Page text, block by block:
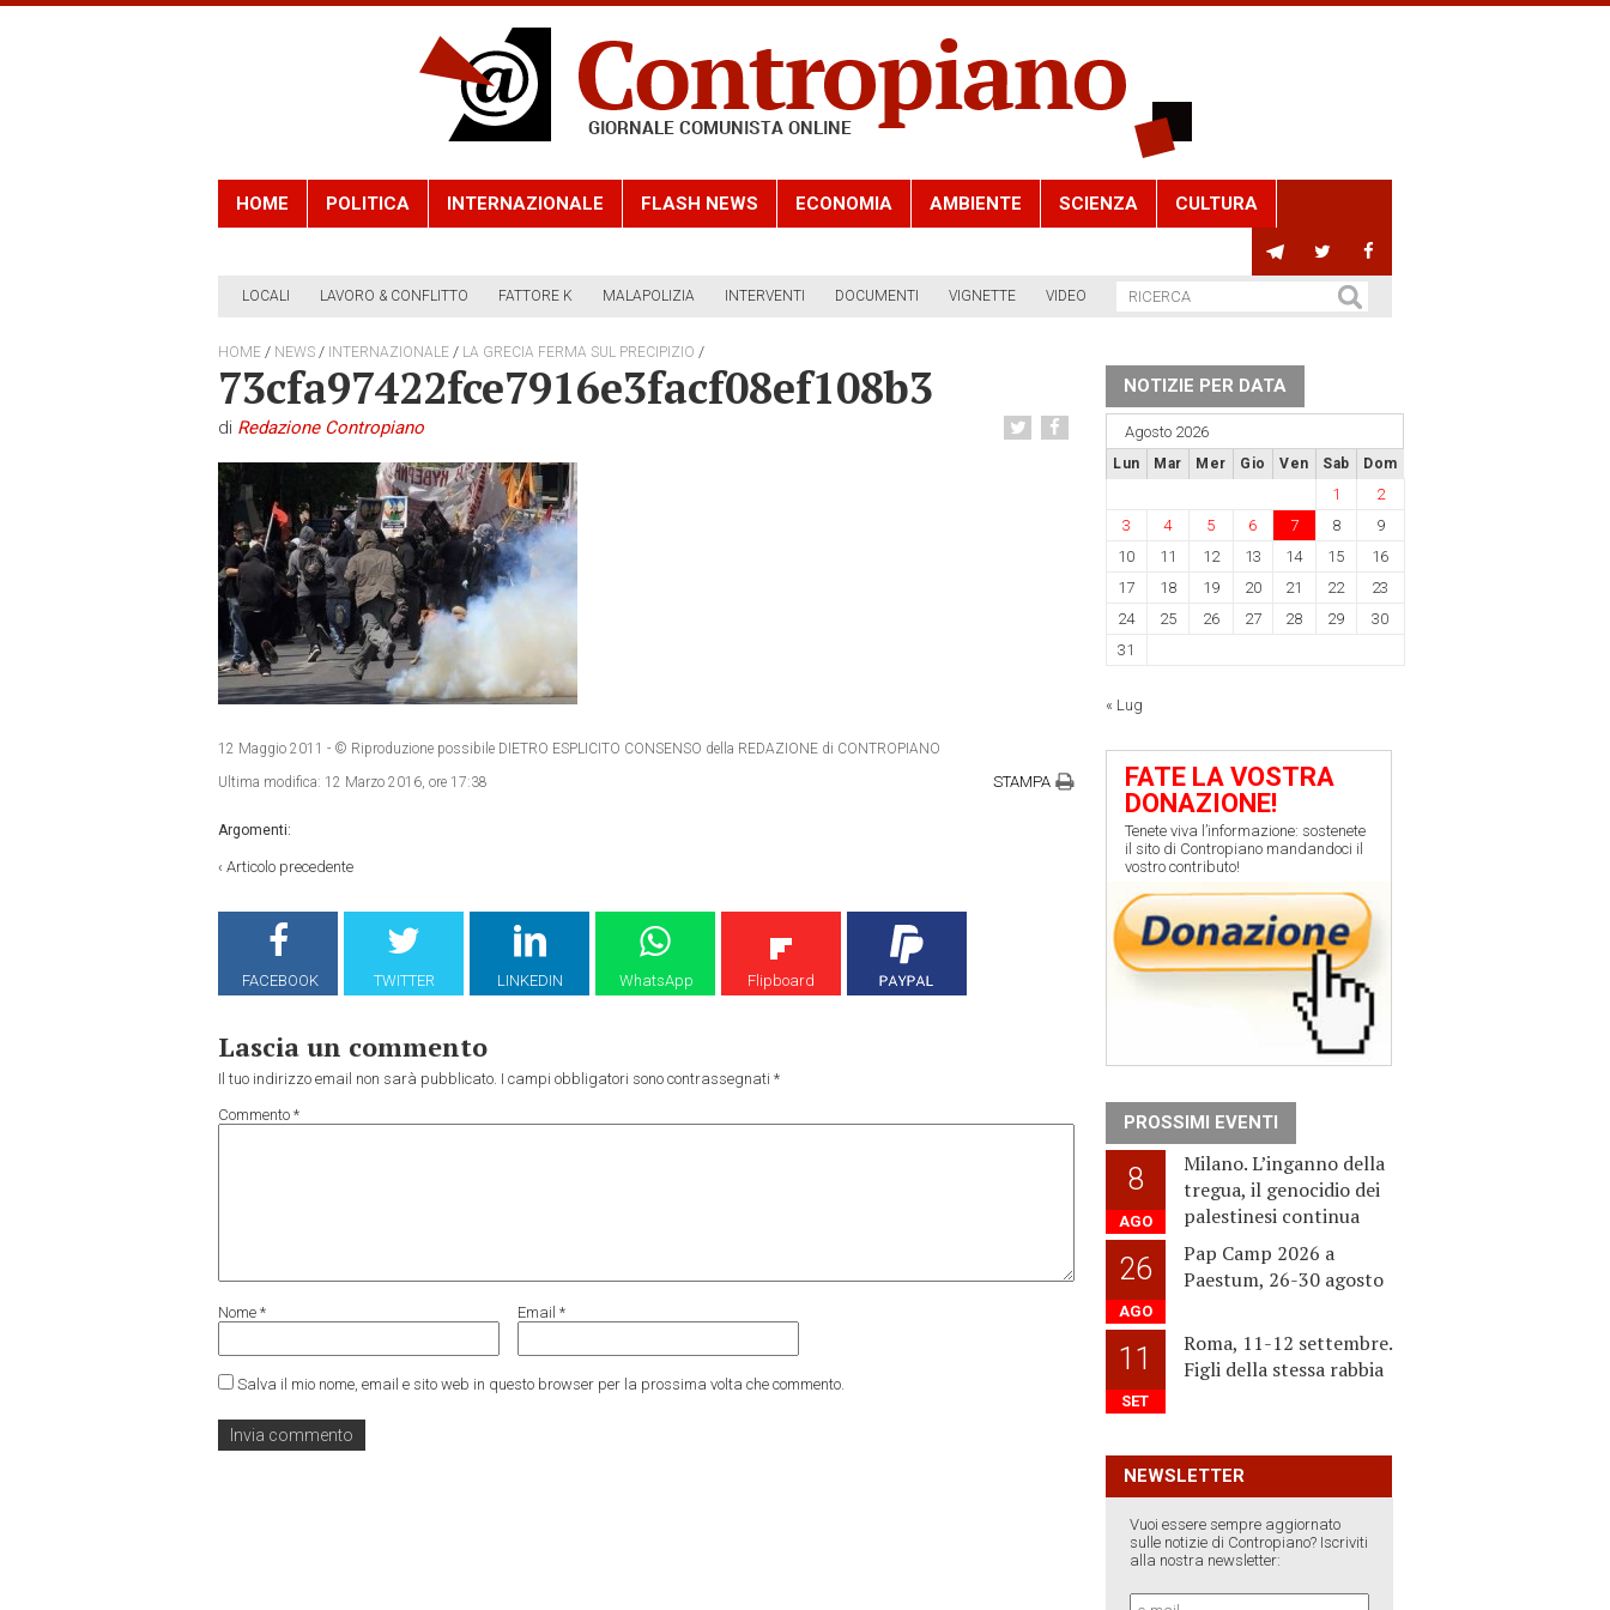
HOME POLITICA INTERNAZIONALE FLASH NEWS ECONOMIA AMBIENTE SCIENZA CULTURA
LOCALI LAVORO & CONFLITTO FATTORE K MALAPOLIZIA INTERVENTI DOCUMENTI VIGNETTE VIDEO
HOME / NEWS / INTERNAZIONALE / LA GRECIA FERMA SUL PRECIPIZIO /
73cfa97422fce7916e3facf08ef108b3
di Redazione Contropiano
12 Maggio 2011 - © Riproduzione possibile DIETRO ESPLICITO CONSENSO della REDAZIONE di CONTROPIANO
Ultima modifica: 12 Marzo 2016, ore 17:38 STAMPA
Argomenti:
‹ Articolo precedente
FACEBOOK TWITTER LINKEDIN WhatsApp Flipboard
Lascia un commento
Il tuo indirizzo email non sarà pubblicato. I campi obbligatori sono contrassegnati *
Commento *
Nome * Email *
Salva il mio nome, email e sito web in questo browser per la prossima volta che commento.
NOTIZIE PER DATA
Agosto 2026
Lun Mar Mer Gio Ven Sab Dom
1
2
3
4 5 6 7 8
9
10
11 12 13 14 15
16
17
18 19 20 21 22
23
24
25 26 27 28 29
30
31
« Lug
FATE LA VOSTRA
DONAZIONE!
Tenete viva l’informazione: sostenete
il sito di Contropiano mandandoci il
vostro contributo!
PROSSIMI EVENTI
8
AGO
Milano. L’inganno della
tregua, il genocidio dei
palestinesi continua
26
AGO
Pap Camp 2026 a
Paestum, 26-30 agosto
11
SET
Roma, 11-12 settembre.
Figli della stessa rabbia
NEWSLETTER
Vuoi essere sempre aggiornato
sulle notizie di Contropiano? Iscriviti
alla nostra newsletter: